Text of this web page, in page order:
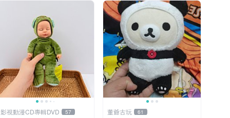
影視動漫CD專輯DVD 57 董爺古玩 61